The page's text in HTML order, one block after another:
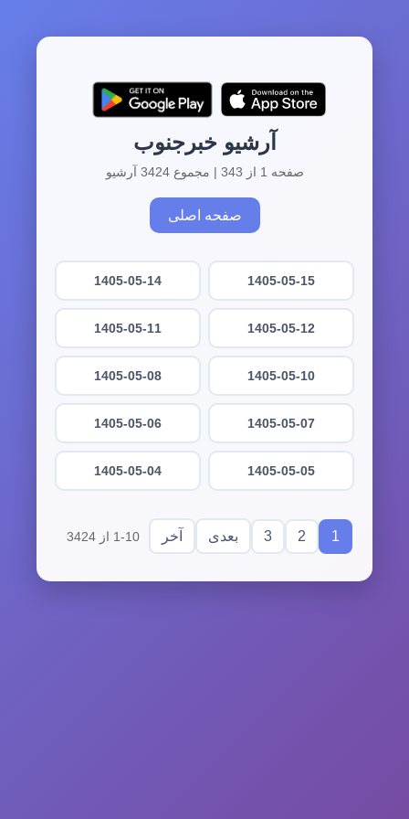
آرشیو خبرجنوب
صفحه 1 از 343 | مجموع 3424 آرشیو
صفحه اصلی
1405-05-15
1405-05-14
1405-05-12
1405-05-11
1405-05-10
1405-05-08
1405-05-07
1405-05-06
1405-05-05
1405-05-04
1
2
3 بعدی آخر 1-10 از 3424